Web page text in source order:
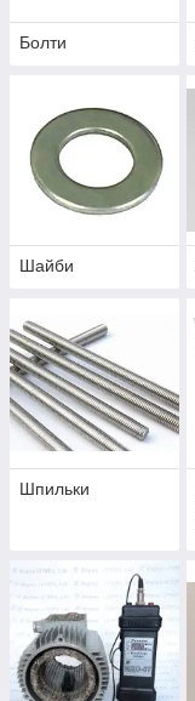
Болти
Шайби
Шпильки